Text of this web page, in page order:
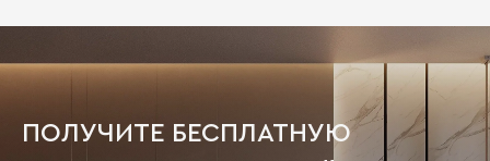
ПОЛУЧИТЕ БЕСПЛАТНУЮ